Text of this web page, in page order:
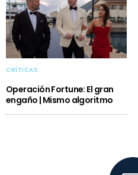
CRÍTICAS
Operación Fortune: El gran
engaño | Mismo algoritmo